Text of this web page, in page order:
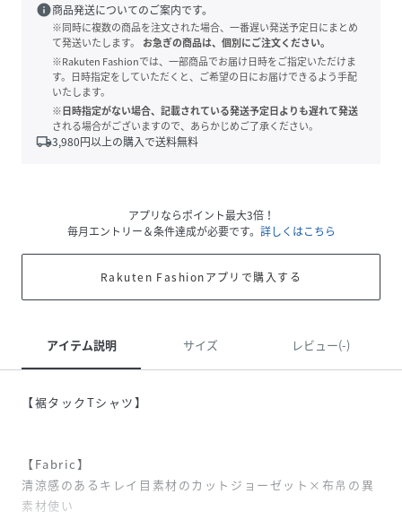
info商品発送についてのご案内です。
※同時に複数の商品を注文された場合、一番遅い発送予定日にまとめ
て発送いたします。
お急ぎの商品は、個別にご注文ください。
※Rakuten Fashionでは、一部商品でお届け日時をご指定いただけま
す。日時指定をしていただくと、ご希望の日にお届けできるよう手配
いたします。
※日時指定がない場合、記載されている発送予定日よりも遅れて発送
される場合がございますので、あらかじめご了承ください。
local_shipping3,980円以上の購入で送料無料
アプリならポイント最大3倍！
毎月エントリー＆条件達成が必要です。 詳しくはこちら
Rakuten Fashionアプリで購入する
アイテム説明 サイズ レビュー(-)
【裾タックTシャツ】
【Fabric】
清涼感のあるキレイ目素材のカットジョーゼット×布帛の異
素材使い